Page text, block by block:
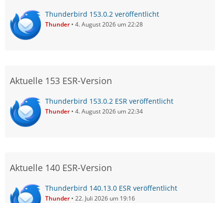
Thunderbird 153.0.2 veröffentlicht
Thunder 4. August 2026 um 22:28
Aktuelle 153 ESR-Version
Thunderbird 153.0.2 ESR veröffentlicht
Thunder 4. August 2026 um 22:34
Aktuelle 140 ESR-Version
Thunderbird 140.13.0 ESR veröffentlicht
Thunder 22. Juli 2026 um 19:16